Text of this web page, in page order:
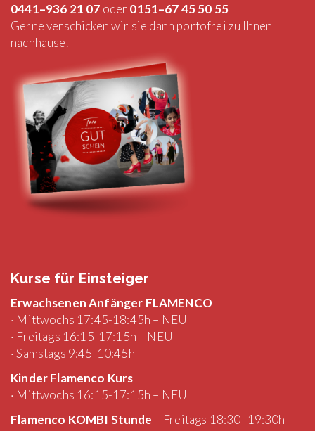
0441–936 21 07 oder 0151–67 45 50 55
Gerne verschicken wir sie dann portofrei zu Ihnen
nachhause.
Kurse für Einsteiger
Erwachsenen Anfänger FLAMENCO
· Mittwochs 17:45-18:45h – NEU
· Freitags 16:15-17:15h – NEU
· Samstags 9:45-10:45h
Kinder Flamenco Kurs
· Mittwochs 16:15-17:15h – NEU
Flamenco KOMBI Stunde – Freitags 18:30–19:30h